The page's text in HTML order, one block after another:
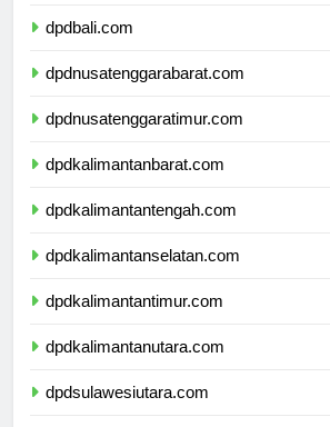
dpdbali.com
dpdnusatenggarabarat.com
dpdnusatenggaratimur.com
dpdkalimantanbarat.com
dpdkalimantantengah.com
dpdkalimantanselatan.com
dpdkalimantantimur.com
dpdkalimantanutara.com
dpdsulawesiutara.com